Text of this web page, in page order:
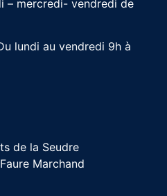
– mercredi- vendredi de
lundi au vendredi 9h à
de la Seudre
Marchand